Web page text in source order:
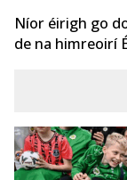
Níor éirigh go
de na himreoirí